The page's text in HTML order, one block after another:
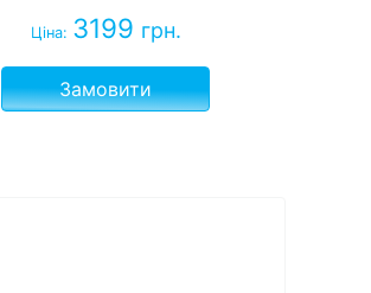
Ціна: 3199 грн.
Замовити